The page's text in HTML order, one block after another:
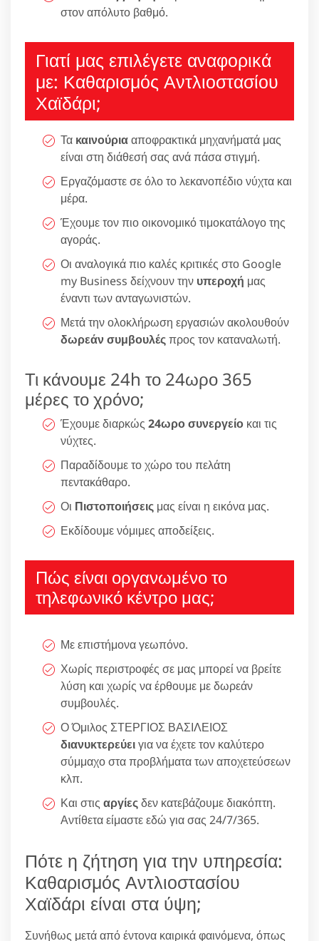
στον απόλυτο βαθμό.
Γιατί μας επιλέγετε αναφορικά
με: Καθαρισμός Αντλιοστασίου
Χαϊδάρι;
Τα καινούριααποφρακτικά μηχανήματά μας
είναι στη διάθεσή σας ανά πάσα στιγμή.
Εργαζόμαστε σε όλο το λεκανοπέδιο νύχτα και
μέρα.
Έχουμε τον πιο οικονομικό τιμοκατάλογο της
αγοράς.
Οι αναλογικά πιο καλές κριτικές στο Google
my Business δείχνουν την υπεροχή μας
έναντι των ανταγωνιστών.
Μετά την ολοκλήρωση εργασιών ακολουθούν
δωρεάν συμβουλέςπρος τον καταναλωτή.
Τι κάνουμε 24h το 24ωρο 365
μέρες το χρόνο;
Έχουμε διαρκώς 24ωρο συνεργείο και τις
νύχτες.
Παραδίδουμε το χώρο του πελάτη
πεντακάθαρο.
Οι Πιστοποιήσεις μας είναι η εικόνα μας.
Εκδίδουμε νόμιμες αποδείξεις.
Πώς είναι οργανωμένο το
τηλεφωνικό κέντρο μας;
Με επιστήμονα γεωπόνο.
Χωρίς περιστροφές σε μας μπορεί να βρείτε
λύση και χωρίς να έρθουμε με δωρεάν
συμβουλές.
Ο Όμιλος ΣΤΕΡΓΙΟΣ ΒΑΣΙΛΕΙΟΣ
διανυκτερεύειγια να έχετε τον καλύτερο
σύμμαχο στα προβλήματα των αποχετεύσεων
κλπ.
Και στις αργίεςδεν κατεβάζουμε διακόπτη.
Αντίθετα είμαστε εδώ για σας 24/7/365.
Πότε η ζήτηση για την υπηρεσία:
Καθαρισμός Αντλιοστασίου
Χαϊδάρι είναι στα ύψη;
Συνήθως μετά από έντονα καιρικά φαινόμενα, όπως